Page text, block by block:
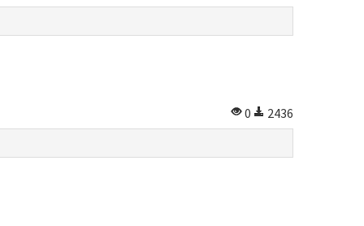
0
2436